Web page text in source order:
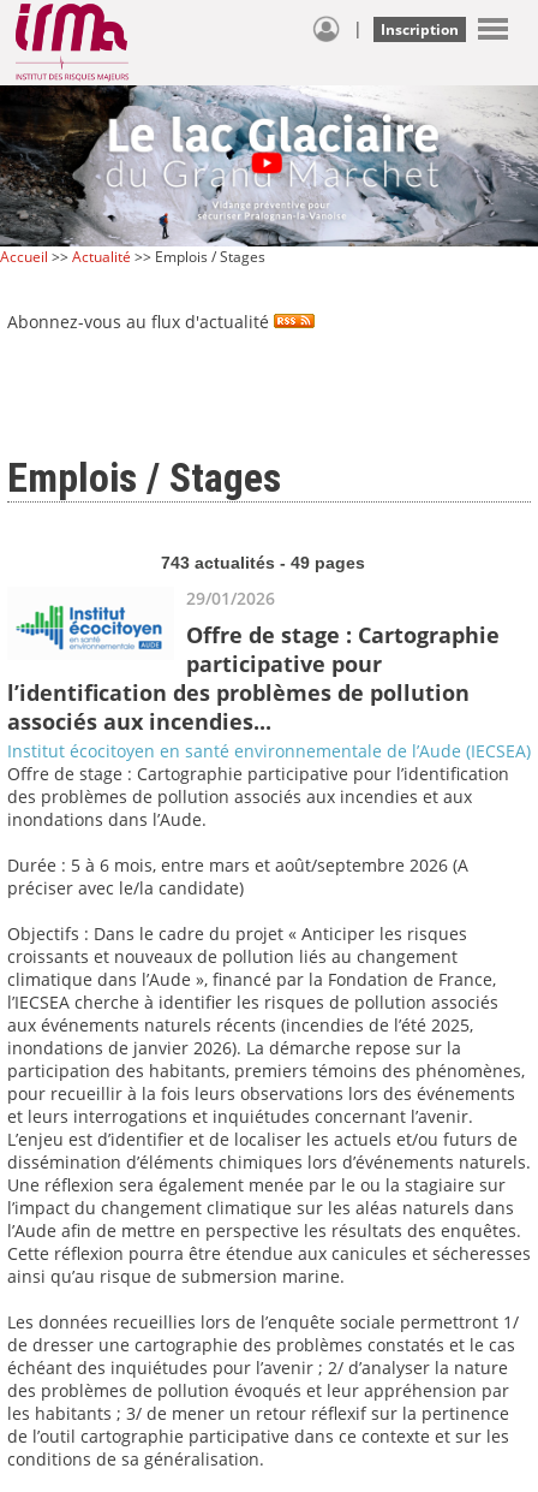
| Inscription
Accueil >>Actualité >> Emplois / Stages
Abonnez-vous au flux d'actualité
Emplois / Stages
743 actualités - 49 pages
29/01/2026
Offre de stage : Cartographie
participative pour
l’identification des problèmes de pollution
associés aux incendies...
Institut écocitoyen en santé environnementale de l’Aude (IECSEA)
Offre de stage : Cartographie participative pour l’identification
des problèmes de pollution associés aux incendies et aux
inondations dans l’Aude.
Durée : 5 à 6 mois, entre mars et août/septembre 2026 (A
préciser avec le/la candidate)
Objectifs : Dans le cadre du projet « Anticiper les risques
croissants et nouveaux de pollution liés au changement
climatique dans l’Aude », financé par la Fondation de France,
l’IECSEA cherche à identifier les risques de pollution associés
aux événements naturels récents (incendies de l’été 2025,
inondations de janvier 2026). La démarche repose sur la
participation des habitants, premiers témoins des phénomènes,
pour recueillir à la fois leurs observations lors des événements
et leurs interrogations et inquiétudes concernant l’avenir.
L’enjeu est d’identifier et de localiser les actuels et/ou futurs de
dissémination d’éléments chimiques lors d’événements naturels.
Une réflexion sera également menée par le ou la stagiaire sur
l’impact du changement climatique sur les aléas naturels dans
l’Aude afin de mettre en perspective les résultats des enquêtes.
Cette réflexion pourra être étendue aux canicules et sécheresses
ainsi qu’au risque de submersion marine.
Les données recueillies lors de l’enquête sociale permettront 1/
de dresser une cartographie des problèmes constatés et le cas
échéant des inquiétudes pour l’avenir ; 2/ d’analyser la nature
des problèmes de pollution évoqués et leur appréhension par
les habitants ; 3/ de mener un retour réflexif sur la pertinence
de l’outil cartographie participative dans ce contexte et sur les
conditions de sa généralisation.